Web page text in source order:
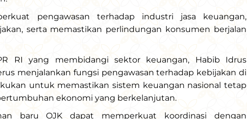
pengawasan terhadap industri jasa keuangan,
serta memastikan perlindungan konsumen berjalan
RI yang membidangi sektor keuangan, Habib Idrus
menjalankan fungsi pengawasan terhadap kebijakan di
untuk memastikan sistem keuangan nasional tetap
ekonomi yang berkelanjutan.
baru OJK dapat memperkuat koordinasi dengan